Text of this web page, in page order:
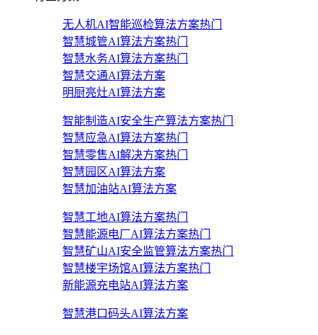
无人机AI智能巡检算法方案热门
智慧城管AI算法方案热门
智慧水务AI算法方案热门
智慧交通AI算法方案
明厨亮灶AI算法方案
智能制造AI安全生产算法方案热门
智慧应急AI算法方案热门
智慧零售AI解决方案热门
智慧园区AI算法方案
智慧加油站AI算法方案
智慧工地AI算法方案热门
智慧能源电厂AI算法方案热门
智慧矿山AI安全监管算法方案热门
智慧楼宇场馆AI算法方案热门
新能源充电站AI算法方案
智慧港口码头AI算法方案